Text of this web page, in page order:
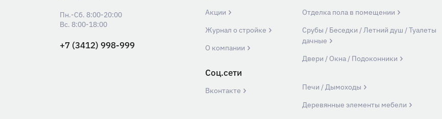
+7 (3412) 998-999
Пн.-Сб. 8:00-20:00
Вс. 8:00-18:00
Акции
Журнал о стройке
О компании
Соц.сети
Вконтакте
Отделка пола в помещении
Срубы / Беседки / Летний душ / Туалеты
дачные
Двери / Окна / Подоконники
Печи / Дымоходы
Деревянные элементы мебели